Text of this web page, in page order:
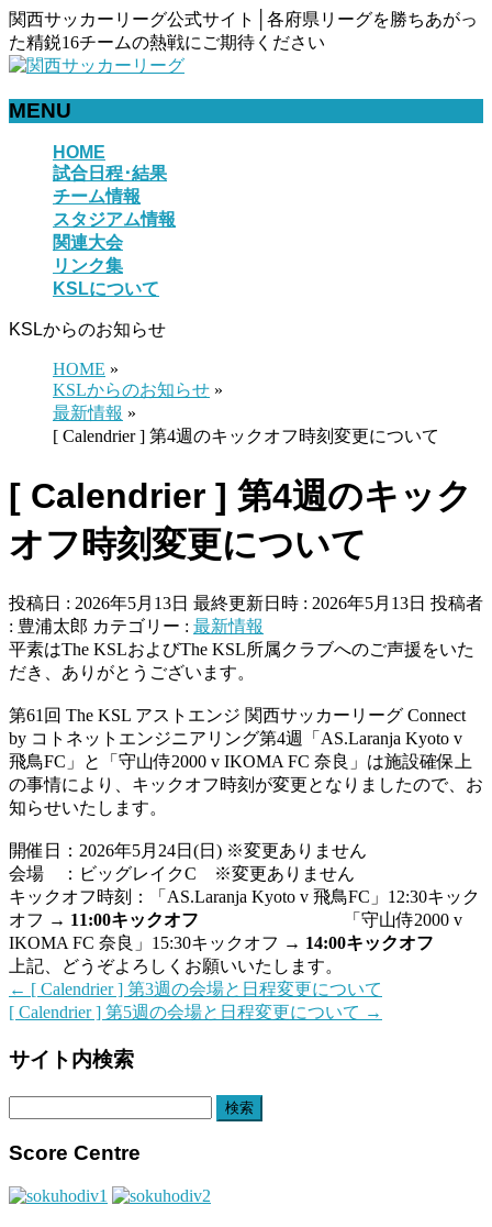
関西サッカーリーグ公式サイト│各府県リーグを勝ちあがっ
た精鋭16チームの熱戦にご期待ください
MENU
HOME
試合日程･結果
チーム情報
スタジアム情報
関連大会
リンク集
KSLについて
KSLからのお知らせ
HOME »
KSLからのお知らせ »
最新情報 »
[ Calendrier ] 第4週のキックオフ時刻変更について
[ Calendrier ] 第4週のキック
オフ時刻変更について
投稿日 : 2026年5月13日 最終更新日時 : 2026年5月13日 投稿者
: 豊浦太郎 カテゴリー : 最新情報
平素はThe KSLおよびThe KSL所属クラブへのご声援をいた
だき、ありがとうございます。
第61回 The KSL アストエンジ 関西サッカーリーグ Connect
by コトネットエンジニアリング第4週「AS.Laranja Kyoto v
飛鳥FC」と「守山侍2000 v IKOMA FC 奈良」は施設確保上
の事情により、キックオフ時刻が変更となりましたので、お
知らせいたします。
開催日：2026年5月24日(日) ※変更ありません
会場 ：ビッグレイクC ※変更ありません
キックオフ時刻：「AS.Laranja Kyoto v 飛鳥FC」12:30キック
オフ → 11:00キックオフ 「守山侍2000 v
IKOMA FC 奈良」15:30キックオフ → 14:00キックオフ
上記、どうぞよろしくお願いいたします。
← [ Calendrier ] 第3週の会場と日程変更について
[ Calendrier ] 第5週の会場と日程変更について →
サイト内検索
Score Centre